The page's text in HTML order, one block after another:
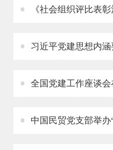
习近平党建思想内涵